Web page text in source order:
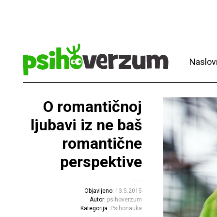
O romantičnoj
ljubavi iz ne baš
romantične
perspektive
Objavljeno: 13.5.2015
Autor: psihoverzum
Kategorija: Psihonauka